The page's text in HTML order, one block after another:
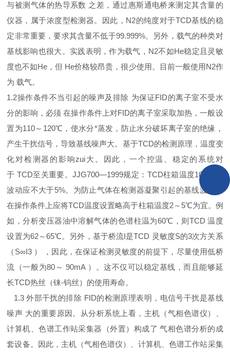
与被测气体的热导系数 之差，通过惠斯通电桥来测定其含量的
仪器，属于浓度型检测器。因此，N2的纯度对于TCD基线的稳
定非常重要，要求其含量不低于99.999%。另外，载气的种类对
基线影响也很大。实践表明，作为载气，N2不如He稳定且灵敏
度也不如He，但 He价格较昂贵，很少使用。目前一般使用N2作
为 载气。
1.2操作条件不当引起的噪声及排除 为保证FID的离子室不受水
分的影响，必须 在操作条件上对FID的离子室采取加热，一般设
置为110～120℃，使水分*蒸发，防止水分破坏离子室的绝缘，
产生干扰信号，导致基线噪声大。基于TCD的检测原理，温度变
化对检测器的影响zui大。因此，一个控温、稳定的系统对
于 TCD至关重要。JJG700—1999规定：TCD柱箱温度10min内
波动应不大于5%。为防止气体在检测器凝聚引起的基线波动，
在操作条件上应将TCD温度设置略高于柱箱温度2～5℃为宜。例
如，分析变压器油中溶解气体的色谱柱温为60℃，则TCD 温度
设置为62～65℃。另外，基于桥流I是TCD 灵敏度S的3次方关系
（S∞I3 ） ，因此，在保证检测灵敏度的前提下，尽量使用低桥
流（一般为80～ 90mA ）。这不仅可以稳定基线，而且能够延
长TCD热丝（铼-钨丝）的使用寿命。
1.3 外部干扰的排除 FID的检测原理表明，电信号干扰是基线
噪声 大的重要原因。从分析系统上看，主机（气相色谱仪）、
计算机、色谱工作站采集器（外置）构成了 气相色谱分析的成
套设备。因此，主机（气相色谱仪）、计算机、色谱工作站采集